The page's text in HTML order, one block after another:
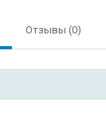
Отзывы (0)